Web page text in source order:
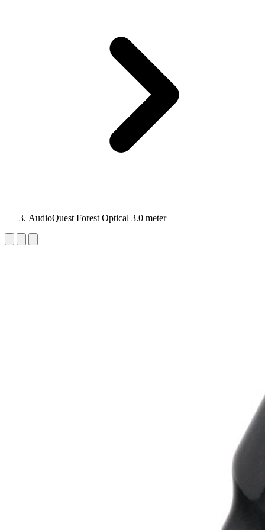
AudioQuest Forest Optical 3.0 meter